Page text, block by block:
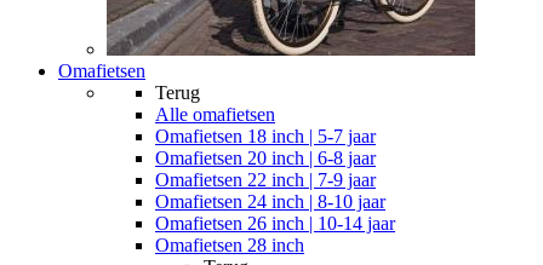
Omafietsen
Terug
Alle omafietsen
Omafietsen 18 inch | 5-7 jaar
Omafietsen 20 inch | 6-8 jaar
Omafietsen 22 inch | 7-9 jaar
Omafietsen 24 inch | 8-10 jaar
Omafietsen 26 inch | 10-14 jaar
Omafietsen 28 inch